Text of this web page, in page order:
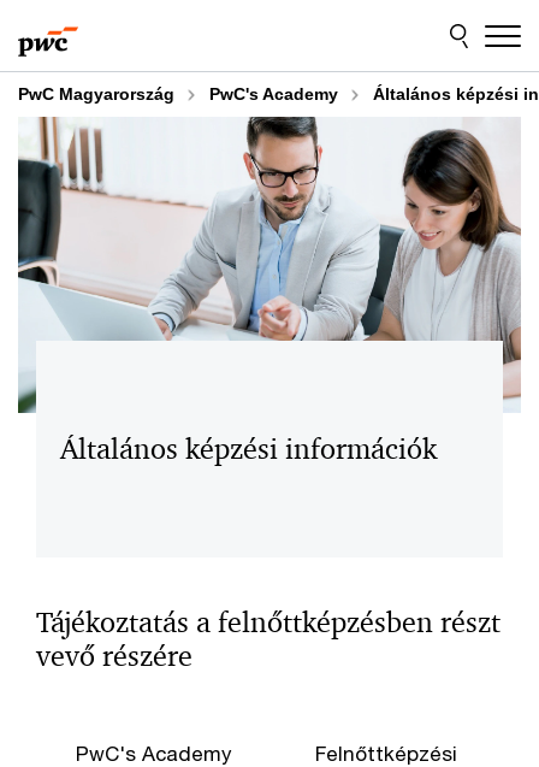
to
content
to
footer
PwC Magyarország PwC's Academy Általános képzési
Általános képzési információk
Tájékoztatás a felnőttképzésben részt
vevő részére
PwC's Academy
Felnőttképzési